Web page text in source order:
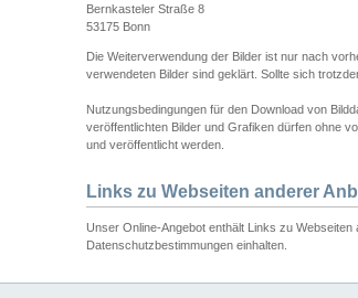
Bernkasteler Straße 8
53175 Bonn
Die Weiterverwendung der Bilder ist nur nach
verwendeten Bilder sind geklärt. Sollte sich
Nutzungsbedingungen für den Download von
veröffentlichten Bilder und Grafiken dürfen ohne
und veröffentlicht werden.
Links zu Webseiten anderer
Unser Online-Angebot enthält Links zu
Datenschutzbestimmungen einhalten.